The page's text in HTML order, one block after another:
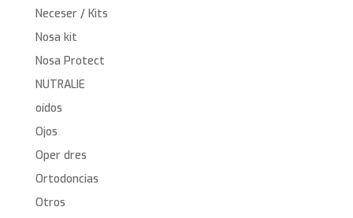
Neceser / Kits
Nosa kit
Nosa Protect
NUTRALIE
oídos
Ojos
Oper dres
Ortodoncias
Otros